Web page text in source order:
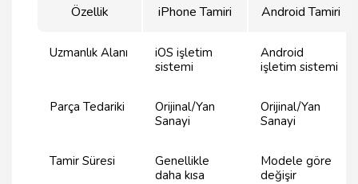
Özellik iPhone Tamiri Android Tamiri
Uzmanlık Alanı
iOS işletim
sistemi
Android
işletim sistemi
Parça Tedariki
Orijinal/Yan
Sanayi
Orijinal/Yan
Sanayi
Tamir Süresi
Genellikle
daha kısa
Modele göre
değişir